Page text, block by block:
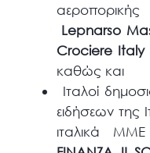
Lepnarso
Crociere Italy
καθώς και
Ιταλοί
ειδήσεων της
ιταλικά